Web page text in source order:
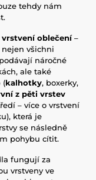
tehdy nám
vrstvení oblečení–
všichni
náročné
ale také
(kalhotky, boxerky,
z pěti vrstev
– více o vrstvení
která je
se následně
pohybu cítit.
fungují za
vrstveny ve